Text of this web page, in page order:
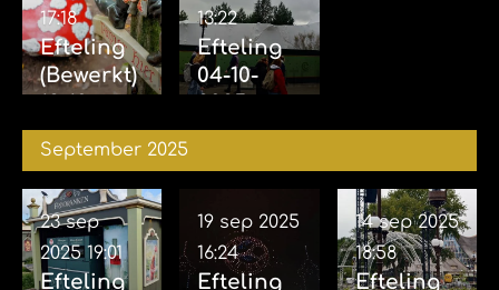
Efteling
(Bewerkt)
2025
17:18
Efteling
04-10-
13:22
September 2025
Efteling
23 sep
2025 19:01
Efteling
19 sep 2025
16:24
Efteling
14 sep 2025
18:58